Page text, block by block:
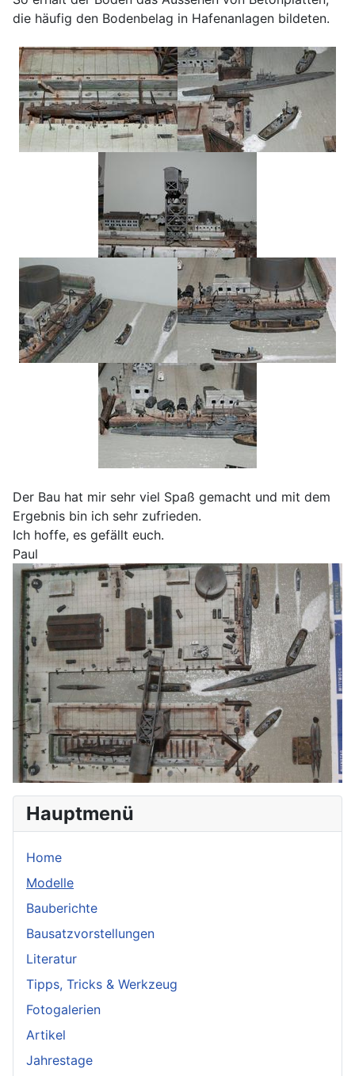
Hauptmenü
Home
Modelle
Bauberichte
Bausatzvorstellungen
Literatur
Tipps, Tricks & Werkzeug
Fotogalerien
Artikel
Jahrestage
die häufig den Bodenbelag in Hafenanlagen bildeten.
Der Bau hat mir sehr viel Spaß gemacht und mit dem
Ergebnis bin ich sehr zufrieden.
Ich hoffe, es gefällt euch.
Paul